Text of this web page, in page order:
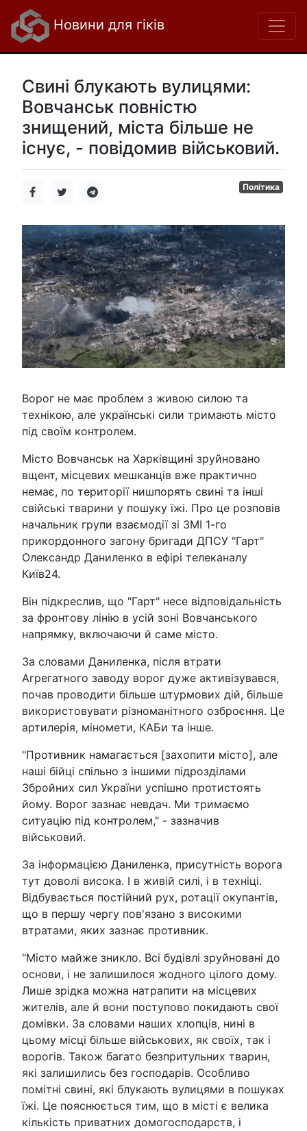
Новини для гіків
Свині блукають вулицями:
Вовчанськ повністю
знищений, міста більше не
існує, - повідомив військовий.
Політика
Ворог не має проблем з живою силою та
технікою, але українські сили тримають місто
під своїм контролем.
Місто Вовчанськ на Харківщині зруйновано
вщент, місцевих мешканців вже практично
немає, по території нишпорять свині та інші
свійські тварини у пошуку їжі. Про це розповів
начальник групи взаємодії зі ЗМІ 1-го
прикордонного загону бригади ДПСУ "Гарт"
Олександр Даниленко в ефірі телеканалу
Київ24.
Він підкреслив, що "Гарт" несе відповідальність
за фронтову лінію в усій зоні Вовчанського
напрямку, включаючи й саме місто.
За словами Даниленка, після втрати
Агрегатного заводу ворог дуже активізувався,
почав проводити більше штурмових дій, більше
використовувати різноманітного озброєння. Це
артилерія, міномети, КАБи та інше.
"Противник намагається [захопити місто], але
наші бійці спільно з іншими підрозділами
Збройних сил України успішно протистоять
йому. Ворог зазнає невдач. Ми тримаємо
ситуацію під контролем," - зазначив
військовий.
За інформацією Даниленка, присутність ворога
тут доволі висока. І в живій силі, і в техніці.
Відбувається постійний рух, ротації окупантів,
що в першу чергу пов'язано з високими
втратами, яких зазнає противник.
"Місто майже зникло. Всі будівлі зруйновані до
основи, і не залишилося жодного цілого дому.
Лише зрідка можна натрапити на місцевих
жителів, але й вони поступово покидають свої
домівки. За словами наших хлопців, нині в
цьому місці більше військових, як своїх, так і
ворогів. Також багато безпритульних тварин,
які залишились без господарів. Особливо
помітні свині, які блукають вулицями в пошуках
їжі. Це пояснюється тим, що в місті є велика
кількість приватних домогосподарств, і